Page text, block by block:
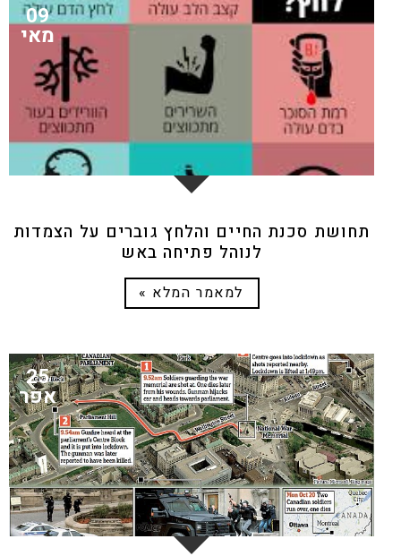
תחושת סכנת החיים והלחץ גוברים על הצמדות
לנוהל פתיחה באש
09
מאי
למאמר המלא »
25
אפר